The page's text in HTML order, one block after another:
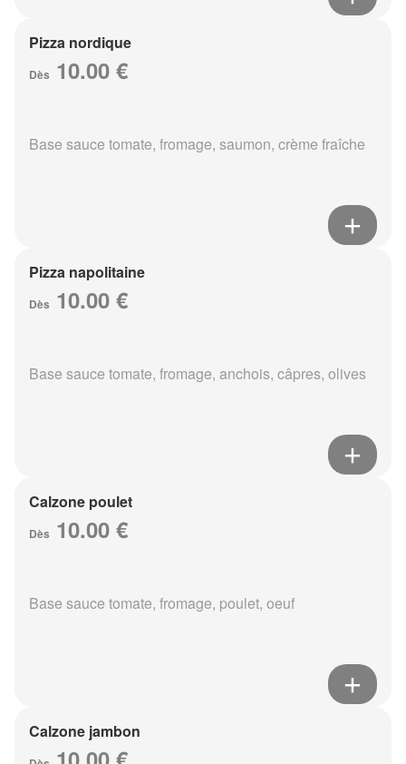
Pizza nordique
Dès 10.00 €
Base sauce tomate, fromage, saumon, crème fraîche
Pizza napolitaine
Dès 10.00 €
Base sauce tomate, fromage, anchois, câpres, olives
Calzone poulet
Dès 10.00 €
Base sauce tomate, fromage, poulet, oeuf
Calzone jambon